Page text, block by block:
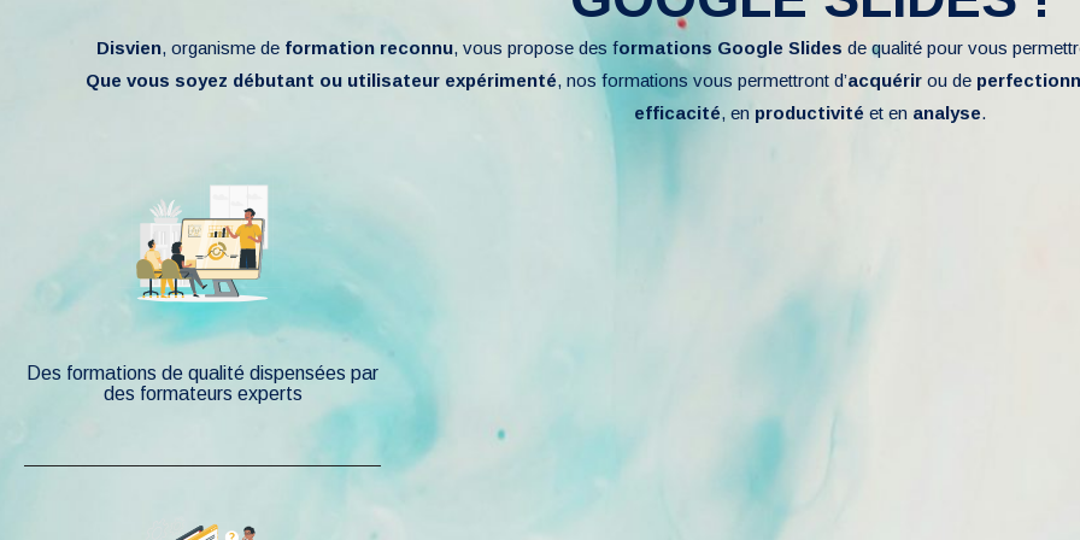
Disvien, organisme de formation reconnu, vous propose des formations Google Slides de qualité pour vous
Que vous soyez débutant ou utilisateur expérimenté, nos formations vous permettront d’acquérir ou de
efficacité, en productivité et en analyse.
Des formations de qualité dispensées par
des formateurs experts